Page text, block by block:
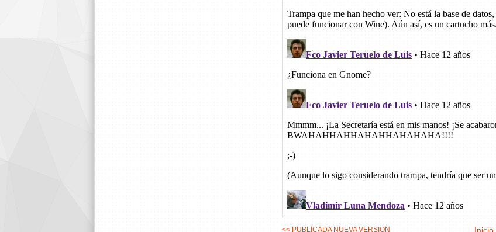
<< PUBLICADA NUEVA VERSIÓN